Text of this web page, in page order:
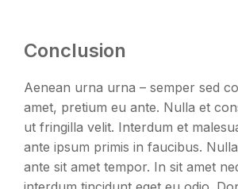
Conclusion
Aenean urna urna – semper sed
amet, pretium eu ante. Nulla et
ut fringilla velit. Interdum et
ante ipsum primis in faucibus.
ante sit amet tempor. In sit amet